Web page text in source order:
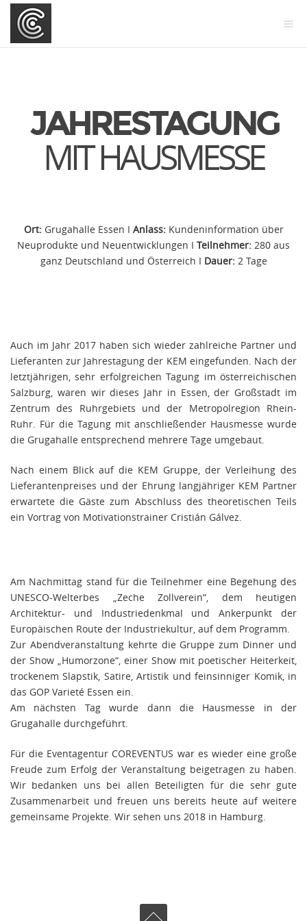
JAHRESTAGUNG
MIT HAUSMESSE
Ort:Grugahalle Essen I Anlass:Kundeninformation über
Neuprodukte und Neuentwicklungen I Teilnehmer: 280 aus
ganz Deutschland und Österreich I Dauer:2 Tage
Auch im Jahr 2017 haben sich wieder zahlreiche Partner und
Lieferanten zur Jahrestagung der KEM eingefunden. Nach der
letztjährigen, sehr erfolgreichen Tagung im österreichischen
Salzburg, waren wir dieses Jahr in Essen, der Großstadt im
Zentrum des Ruhrgebiets und der Metropolregion Rhein-
Ruhr. Für die Tagung mit anschließender Hausmesse wurde
die Grugahalle entsprechend mehrere Tage umgebaut.
Nach einem Blick auf die KEM Gruppe, der Verleihung des
Lieferantenpreises und der Ehrung langjähriger KEM Partner
erwartete die Gäste zum Abschluss des theoretischen Teils
ein Vortrag von Motivationstrainer Cristián Gálvez.
Am Nachmittag stand für die Teilnehmer eine Begehung des
UNESCO-Welterbes „Zeche Zollverein“, dem heutigen
Architektur- und Industriedenkmal und Ankerpunkt der
Europäischen Route der Industriekultur, auf dem Programm.
Zur Abendveranstaltung kehrte die Gruppe zum Dinner und
der Show „Humorzone“, einer Show mit poetischer Heiterkeit,
trockenem Slapstik, Satire, Artistik und feinsinniger Komik, in
das GOP Varieté Essen ein.
Am nächsten Tag wurde dann die Hausmesse in der
Grugahalle durchgeführt.
Für die Eventagentur COREVENTUS war es wieder eine große
Freude zum Erfolg der Veranstaltung beigetragen zu haben.
Wir bedanken uns bei allen Beteiligten für die sehr gute
Zusammenarbeit und freuen uns bereits heute auf weitere
gemeinsame Projekte. Wir sehen uns 2018 in Hamburg.